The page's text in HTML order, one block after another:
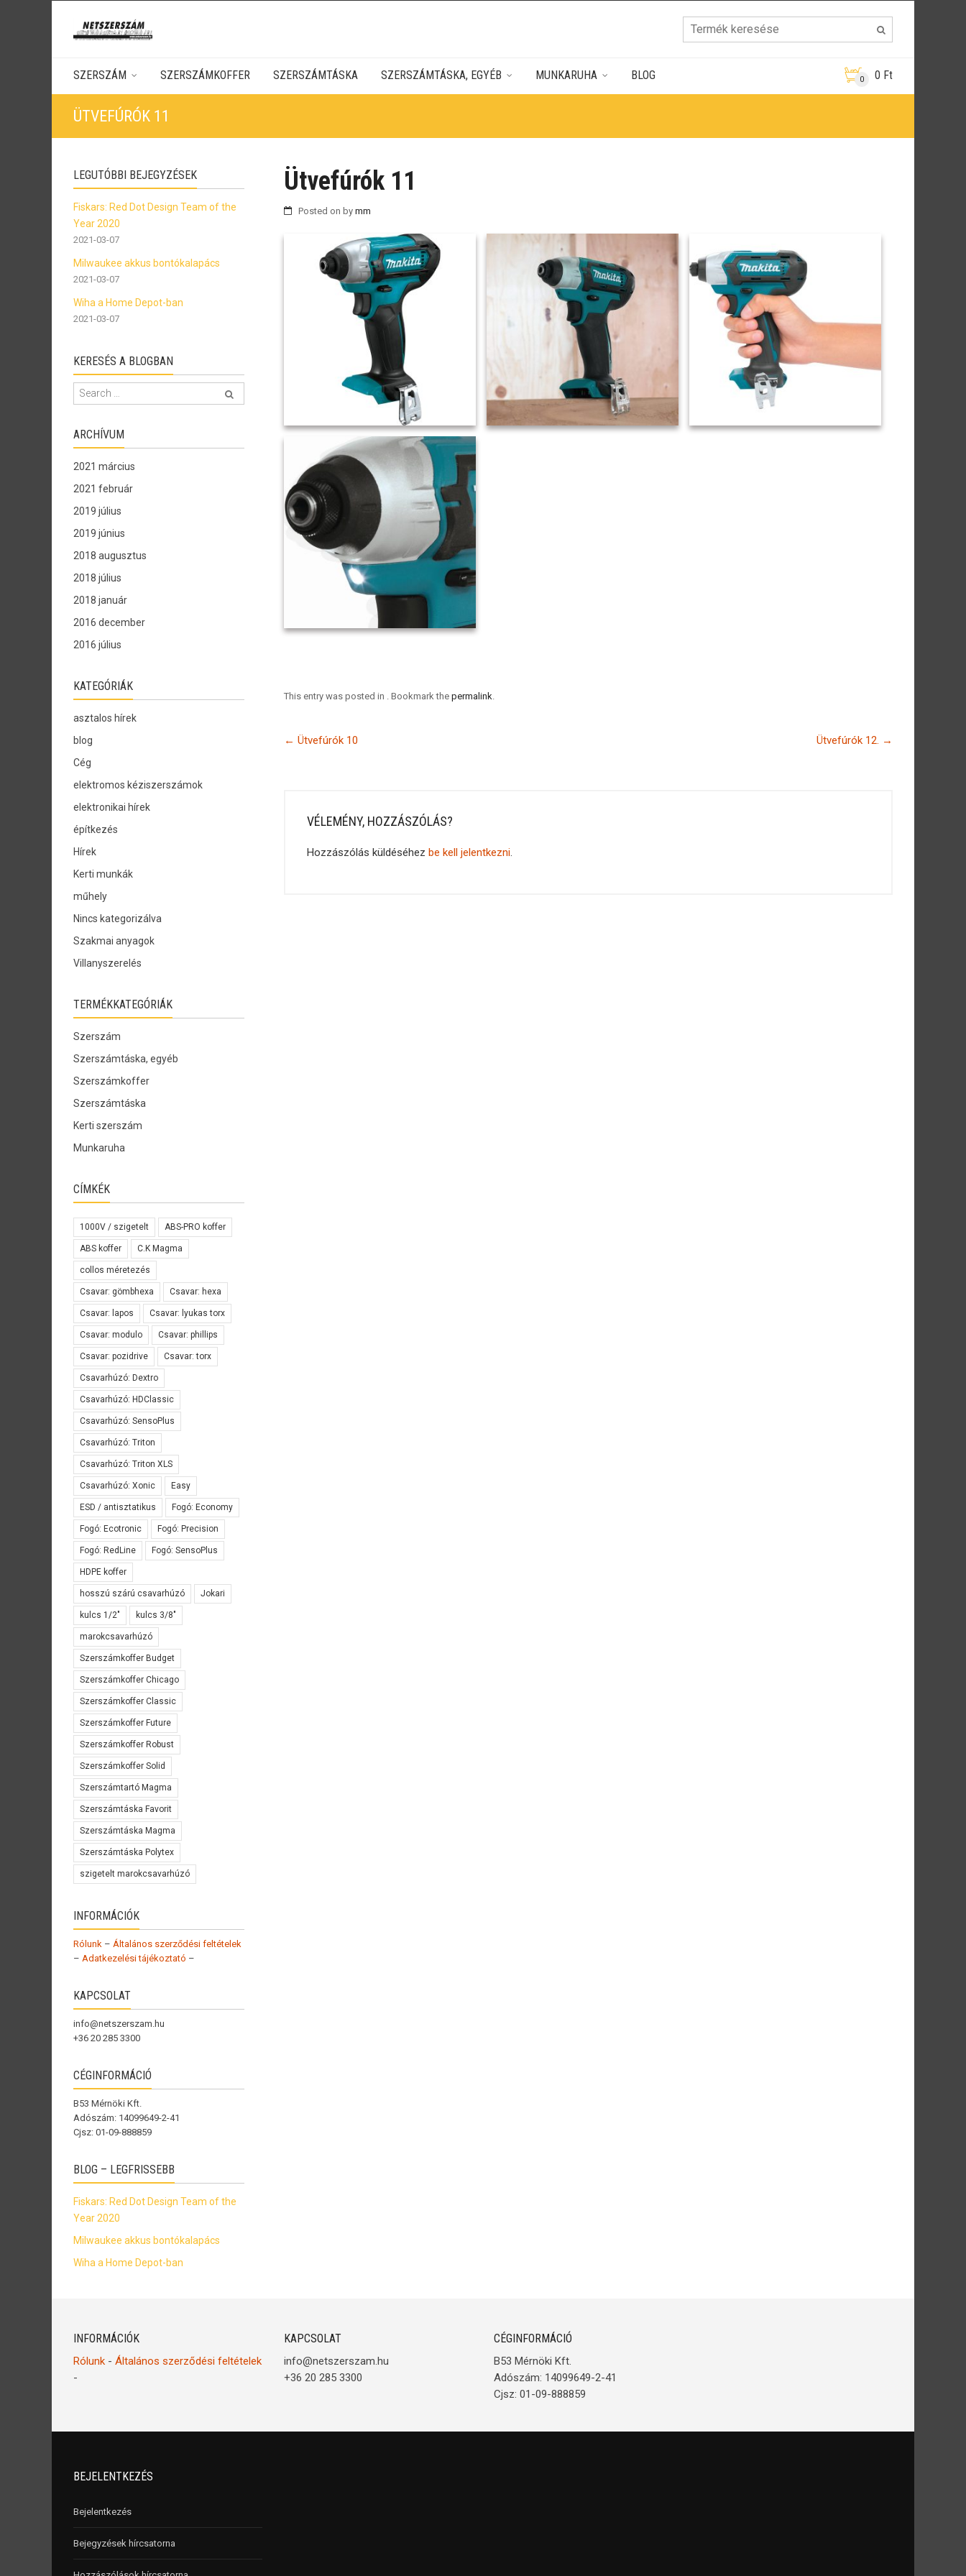
SZERSZÁM SZERSZÁMKOFFER SZERSZÁMTÁSKA SZERSZÁMTÁSKA, EGYÉB MUNKARUHA BLOG 0 0 Ft
ÜTVEFÚRÓK 11
Ütvefúrók 11
Posted on by mm
This entry was posted in . Bookmark the permalink.
← Ütvefúrók 10 Ütvefúrók 12. →
VÉLEMÉNY, HOZZÁSZÓLÁS?
Hozzászólás küldéséhez be kell jelentkezni.
LEGUTÓBBI BEJEGYZÉSEK
Fiskars: Red Dot Design Team of the
Year 2020
2021-03-07
Milwaukee akkus bontókalapács
2021-03-07
Wiha a Home Depot-ban
2021-03-07
KERESÉS A BLOGBAN
ARCHÍVUM
2021 március
2021 február
2019 július
2019 június
2018 augusztus
2018 július
2018 január
2016 december
2016 július
KATEGÓRIÁK
asztalos hírek
blog
Cég
elektromos kéziszerszámok
elektronikai hírek
építkezés
Hírek
Kerti munkák
műhely
Nincs kategorizálva
Szakmai anyagok
Villanyszerelés
TERMÉKKATEGÓRIÁK
Szerszám
Szerszámtáska, egyéb
Szerszámkoffer
Szerszámtáska
Kerti szerszám
Munkaruha
CÍMKÉK
1000V / szigetelt ABS-PRO koffer
ABS koffer C.K Magma
collos méretezés
Csavar: gömbhexa Csavar: hexa
Csavar: lapos Csavar: lyukas torx
Csavar: modulo Csavar: phillips
Csavar: pozidrive Csavar: torx
Csavarhúzó: Dextro
Csavarhúzó: HDClassic
Csavarhúzó: SensoPlus
Csavarhúzó: Triton
Csavarhúzó: Triton XLS
Csavarhúzó: Xonic Easy
ESD / antisztatikus Fogó: Economy
Fogó: Ecotronic Fogó: Precision
Fogó: RedLine Fogó: SensoPlus
HDPE koffer
hosszú szárú csavarhúzó Jokari
kulcs 1/2" kulcs 3/8"
marokcsavarhúzó
Szerszámkoffer Budget
Szerszámkoffer Chicago
Szerszámkoffer Classic
Szerszámkoffer Future
Szerszámkoffer Robust
Szerszámkoffer Solid
Szerszámtartó Magma
Szerszámtáska Favorit
Szerszámtáska Magma
Szerszámtáska Polytex
szigetelt marokcsavarhúzó
INFORMÁCIÓK
Rólunk – Általános szerződési feltételek
– Adatkezelési tájékoztató –
KAPCSOLAT
info@netszerszam.hu
+36 20 285 3300
CÉGINFORMÁCIÓ
B53 Mérnöki Kft.
Adószám: 14099649-2-41
Cjsz: 01-09-888859
BLOG – LEGFRISSEBB
Fiskars: Red Dot Design Team of the
Year 2020
Milwaukee akkus bontókalapács
Wiha a Home Depot-ban
INFORMÁCIÓK
Rólunk - Általános szerződési feltételek
-
KAPCSOLAT
info@netszerszam.hu
+36 20 285 3300
CÉGINFORMÁCIÓ
B53 Mérnöki Kft.
Adószám: 14099649-2-41
Cjsz: 01-09-888859
BEJELENTKEZÉS
Bejelentkezés
Bejegyzések hírcsatorna